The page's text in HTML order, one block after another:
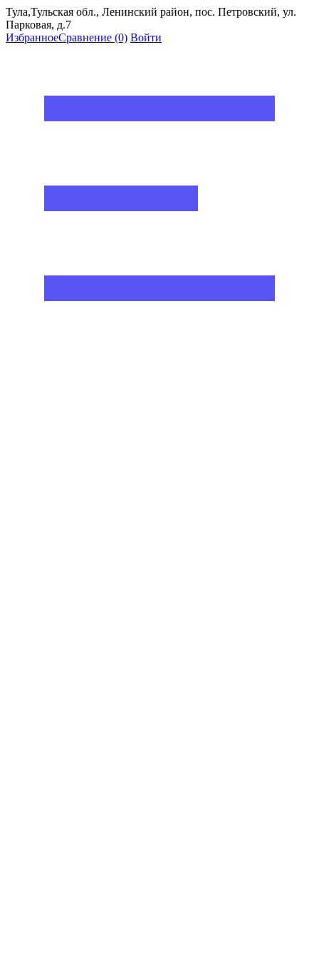
Тула,Тульская обл., Ленинский район, пос. Петровский, ул.
Парковая, д.7
ИзбранноеСравнение (0) Войти